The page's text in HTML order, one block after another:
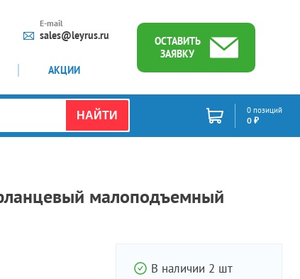
E-mail
sales@leyrus.ru
АКЦИИ
ОСТАВИТЬ
ЗАЯВКУ
НАЙТИ 0 позиций
0 ₽
малоподъемный
В наличии 2 шт